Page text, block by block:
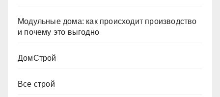
Модульные дома: как происходит производство
и почему это выгодно
ДомСтрой
Все строй